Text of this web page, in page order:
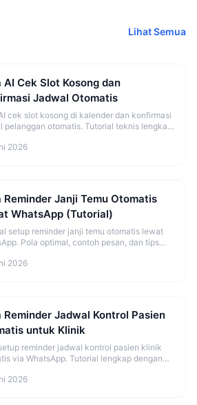
Lihat Semua
AI Cek Slot Kosong dan
Jadwal Otomatis
cek slot kosong di kalender dan konfirmasi
pelanggan otomatis. Tutorial teknis lengkap
2026
Reminder Janji Temu Otomatis
WhatsApp (Tutorial)
setup reminder janji temu otomatis lewat
Pola optimal, contoh pesan, dan tips
2026
Reminder Jadwal Kontrol Pasien
untuk Klinik
reminder jadwal kontrol pasien klinik
via WhatsApp. Tutorial lengkap dengan
2026